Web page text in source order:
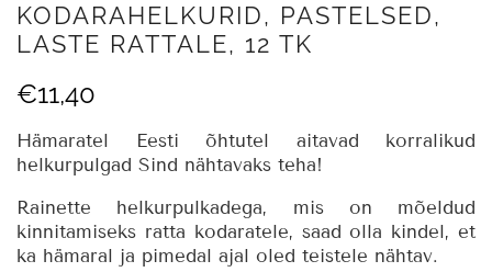
KODARAHELKURID, PASTELSED,
LASTE RATTALE, 12 TK
€11,40
Hämaratel Eesti õhtutel aitavad korralikud
helkurpulgad Sind nähtavaks teha!
Rainette helkurpulkadega, mis on mõeldud
kinnitamiseks ratta kodaratele, saad olla kindel, et
ka hämaral ja pimedal ajal oled teistele nähtav.